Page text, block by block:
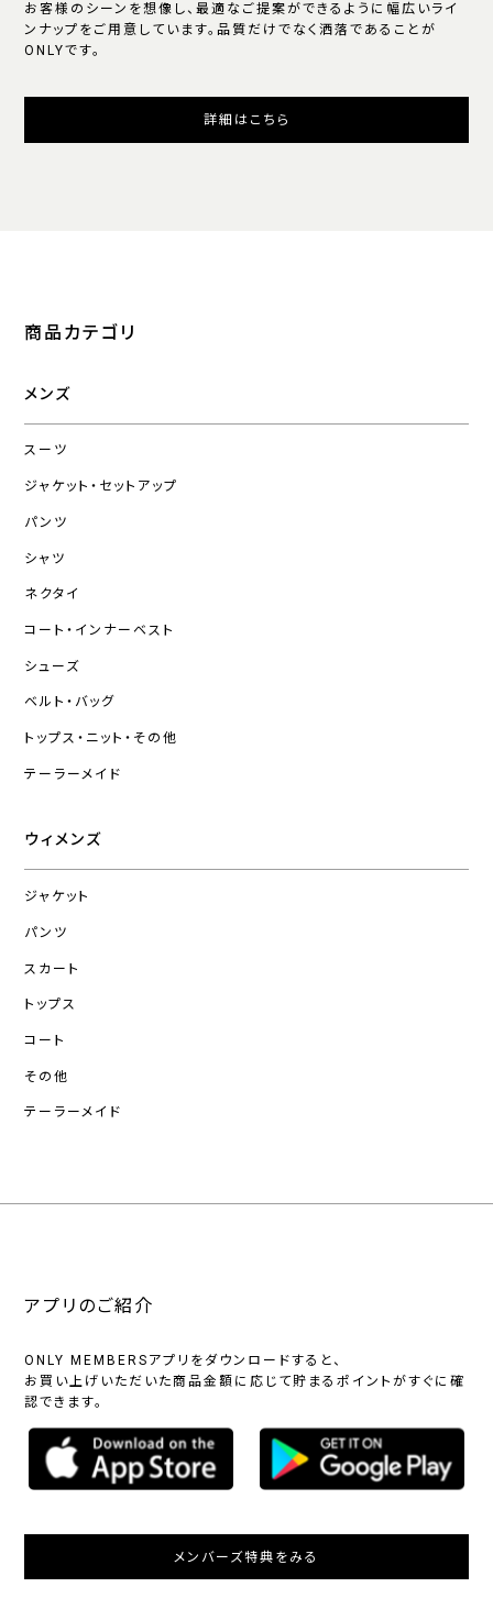
お客様のシーンを想像し、最適なご提案ができるように幅広いライ
ンナップをご用意しています。品質だけでなく洒落であることが
ONLYです。
詳細はこちら
商品カテゴリ
メンズ
スーツ
ジャケット・セットアップ
パンツ
シャツ
ネクタイ
コート・インナーベスト
シューズ
ベルト・バッグ
トップス・ニット・その他
テーラーメイド
ウィメンズ
ジャケット
パンツ
スカート
トップス
コート
その他
テーラーメイド
アプリのご紹介
ONLY MEMBERSアプリをダウンロードすると、
お買い上げいただいた商品金額に応じて貯まるポイントがすぐに確
認できます。
メンバーズ特典をみる